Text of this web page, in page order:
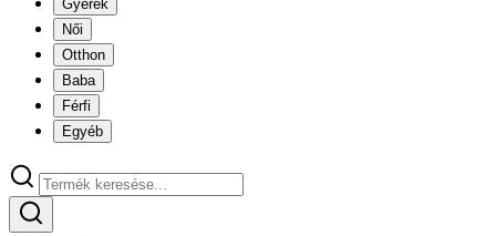
Gyerek
Női
Otthon
Baba
Férfi
Egyéb